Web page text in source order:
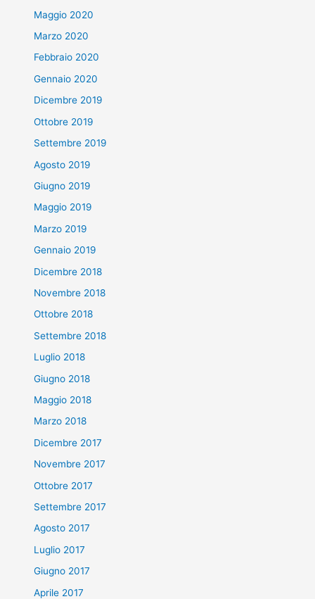
Maggio 2020
Marzo 2020
Febbraio 2020
Gennaio 2020
Dicembre 2019
Ottobre 2019
Settembre 2019
Agosto 2019
Giugno 2019
Maggio 2019
Marzo 2019
Gennaio 2019
Dicembre 2018
Novembre 2018
Ottobre 2018
Settembre 2018
Luglio 2018
Giugno 2018
Maggio 2018
Marzo 2018
Dicembre 2017
Novembre 2017
Ottobre 2017
Settembre 2017
Agosto 2017
Luglio 2017
Giugno 2017
Aprile 2017